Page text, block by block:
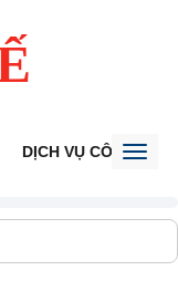
DỊCH VỤ CÔNG